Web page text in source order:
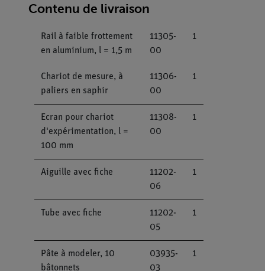
Contenu de livraison
Rail à faible frottement
en aluminium, l = 1,5 m
11305-
00
1
Chariot de mesure, à
paliers en saphir
11306-
00
1
Ecran pour chariot
d'expérimentation, l =
100 mm
11308-
00
1
Aiguille avec fiche
11202-
06
1
Tube avec fiche
11202-
05
1
Pâte à modeler, 10
bâtonnets
03935-
03
1